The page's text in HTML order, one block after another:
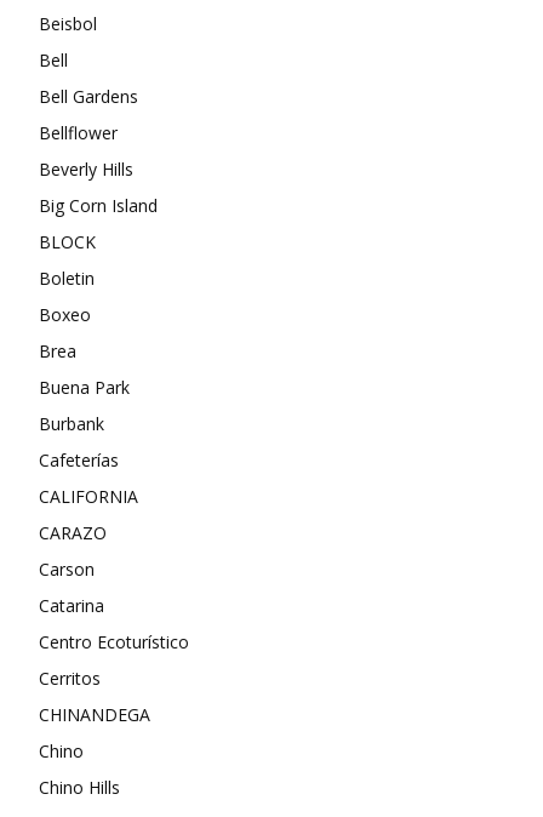
Beisbol
Bell
Bell Gardens
Bellflower
Beverly Hills
Big Corn Island
BLOCK
Boletin
Boxeo
Brea
Buena Park
Burbank
Cafeterías
CALIFORNIA
CARAZO
Carson
Catarina
Centro Ecoturístico
Cerritos
CHINANDEGA
Chino
Chino Hills